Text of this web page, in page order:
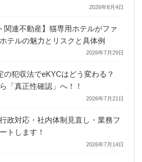
2026年8月4日
関連不動産】猫専用ホテルがファ
テルの魅力とリスクと具体例
2026年7月29日
の犯収法でeKYCはどう変わる？
「真正性確認」へ！！
2026年7月21日
政対応・社内体制見直し・業務フ
トします！
2026年7月14日